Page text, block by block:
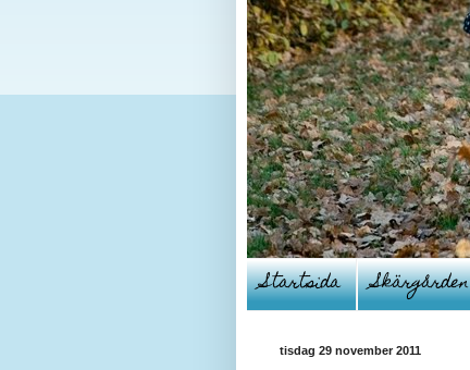
Startsida Skärgården
tisdag 29 november 2011